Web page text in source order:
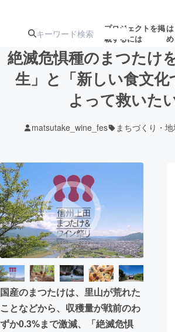
プロジェクトを掲
載するには
注目のリ 注目の新着プロ募集終了
テクノロジー・ガジェット
映像・映画
ビジネス・起業
まちづくり・地域活性化
CAMPFIRE for Social Good
絶滅危惧種のまつたけ
生」と「新しい食文
よって救いた
matsutake_wine_fes まちづくり・
国産のまつたけは、里山が荒れた
ことなどから、収穫量が戦前のわ
ずか0.3%まで激減、「絶滅危惧